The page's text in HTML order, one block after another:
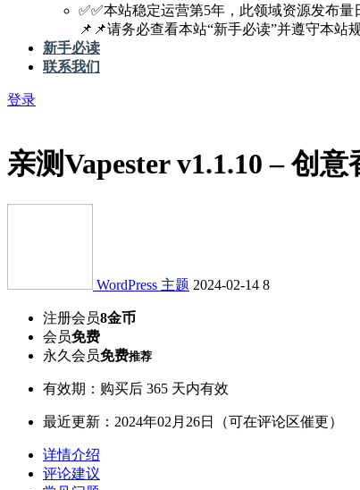
✅️✅️本站稳定运营第5年，此领域资源发布
📌📌请务必查看本站“新手必读”并遵守本站
新手必读
联系我们
登录
亲测Vapester v1.1.10 – 创
WordPress 主题 2024-02-14 8
注册会员8金币
会员免费
永久会员免费推荐
有效期：购买后 365 天内有效
最近更新：2024年02月26日（可在评论区催更）
详情介绍
评论建议